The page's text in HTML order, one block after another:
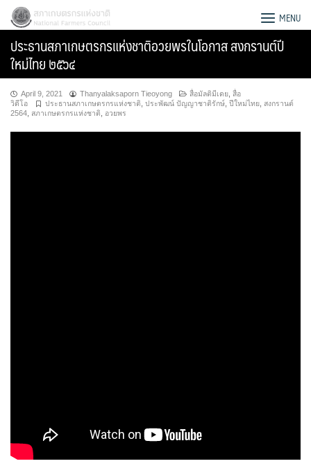
Skip
content
สภาเกษตรกรแห่งชาติ MENU
ประธานสภาเกษตรกรแห่งชาติอวยพรในโอกาส สงกรานต์ปี
ใหม่ไทย ๒๕๖๔
April 9, 2021 Thanyalaksaporn Tieoyong สื่อมัลติมีเดย สื่อ
วิดีโอ
ประธานสภาเกษตรกรแห่งชาติ ประพัฒน์ ปัญญาชาติรักษ์ ปีใหม่ไทย สงกรานต์
2564 สภาเกษตรกรแห่งชาติ อวยพร